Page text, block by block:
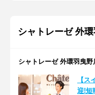
シャトレーゼ 外
シャトレーゼ 外環羽曳野
【
迎!短